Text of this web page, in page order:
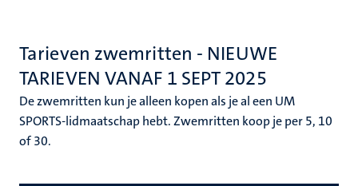
Tarieven zwemritten - NIEUWE
TARIEVEN VANAF 1 SEPT 2025
De zwemritten kun je alleen kopen als je al een UM
SPORTS-lidmaatschap hebt. Zwemritten koop je per 5, 10
of 30.